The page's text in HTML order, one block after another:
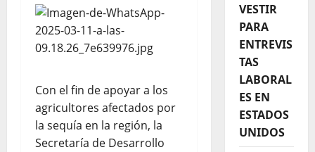
Con el fin de apoyar a los
agricultores afectados por
la sequía en la región, la
Secretaría de Desarrollo
VESTIR
PARA
ENTREVIS
TAS
LABORAL
ES EN
ESTADOS
UNIDOS